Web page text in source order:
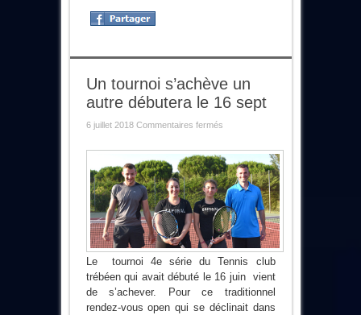
Un tournoi s’achève un
autre débutera le 16 sept
6 juillet 2018 Commentaires ferméssur
s’achève
un
autre
débutera
le
16
sept
Le tournoi 4e série du Tennis club
trébéen qui avait débuté le 16 juin vient
de s’achever. Pour ce traditionnel
rendez-vous open qui se déclinait dans